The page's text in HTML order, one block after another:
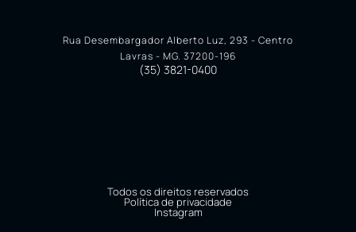
Rua Desembargador Alberto Luz, 293 - Centro
Lavras - MG. 37200-196
(35) 3821-0400
Todos os direitos reservados
Política de privacidade
Instagram